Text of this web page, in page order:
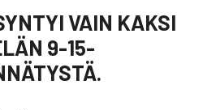
VAIN KAKSI
9-15-